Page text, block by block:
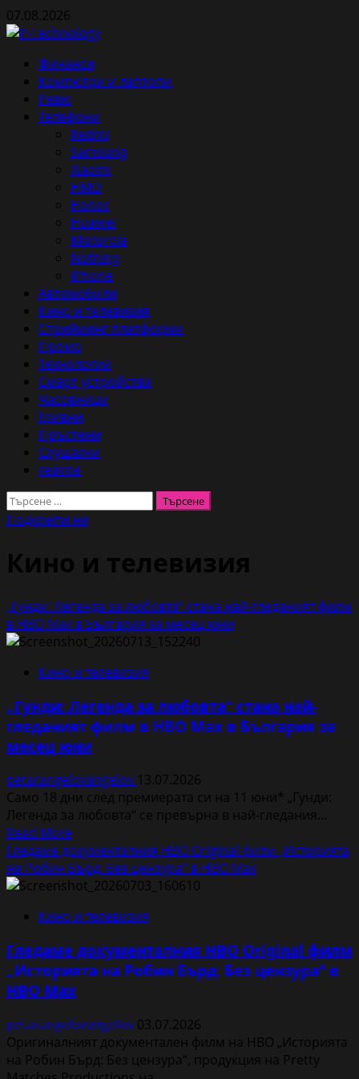
Skip
to
07.08.2026
Primary
Menu
Финанси
Компютри и лаптопи
Ревю
Телефони
Redmi
Samsung
Xiaomi
HMD
Honor
Huawei
Motorola
Nothing
iPhone
Автомобили
Кино и телевизия
Стрийминг платформи
Промо
Технологии
Смарт устройства
Часовници
Гривни
Пръстени
Слушалки
realme
Търсене
за:
Подкрепи ни
Кино и телевизия
„Гунди: Легенда за любовта“ стана най-гледаният филм
в HBO Max в България за месец юни
Кино и телевизия
„Гунди: Легенда за любовта“ стана най-
гледаният филм в HBO Max в България за
месец юни
petarangelovangelov 13.07.2026
Само 18 дни след премиерата си на 11 юни* „Гунди:
Легенда за любовта“ се превърна в най-гледания...
Read MoreRead
more
about
„Гунди:
за
стана
най-
гледаният
в
HBO
Max
Гледаме документалния HBO Original филм „Историята
на Робин Бърд: Без цензура“ в HBO Max
Кино и телевизия
Гледаме документалния HBO Original филм
„Историята на Робин Бърд: Без цензура“ в
HBO Max
petarangelovangelov 03.07.2026
Оригиналният документален филм на HBO „Историята
на Робин Бърд: Без цензура“, продукция на Pretty